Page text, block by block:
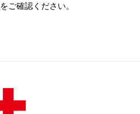
をご確認ください。